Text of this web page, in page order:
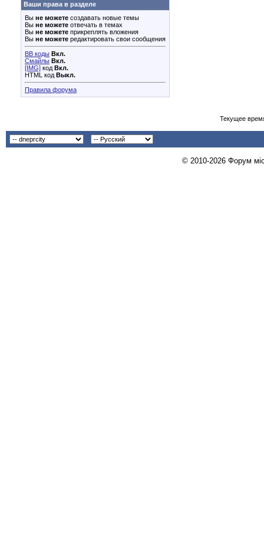
Ваши права в разделе
Вы не можете создавать новые темы
Вы не можете отвечать в темах
Вы не можете прикреплять вложения
Вы не можете редактировать свои сообщения
BB коды Вкл.
Смайлы Вкл.
[IMG] код Вкл.
HTML код Выкл.
Правила форума
Текущее
© 2010-2026 Форум